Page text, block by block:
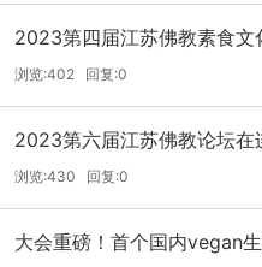
2023第四届江苏佛教素食文
浏览:402 回复:0
2023第六届江苏佛教论坛在
浏览:430 回复:0
大会重磅！首个国内vegan